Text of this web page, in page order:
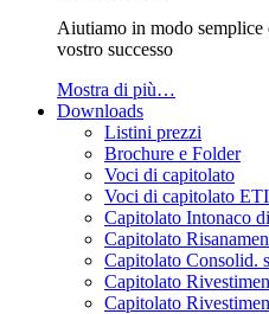
Aiutiamo in modo
vostro successo
Mostra di più…
Downloads
Listini prezzi
Brochure e Folder
Voci di capitolato
Voci di capitolato
Capitolato Intonaco
Capitolato
Capitolato Consolid.
Capitolato
Capitolato